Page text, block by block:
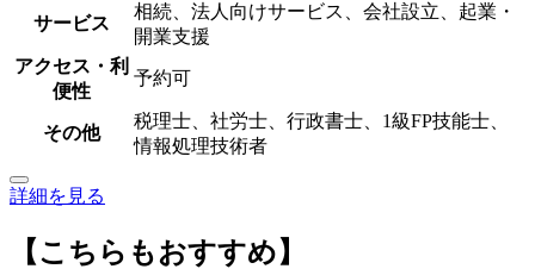
サービス
相続、法人向けサービス、会社設立、起業・
開業支援
アクセス・利
便性
予約可
その他
税理士、社労士、行政書士、1級FP技能士、
情報処理技術者
詳細を見る
【こちらもおすすめ】